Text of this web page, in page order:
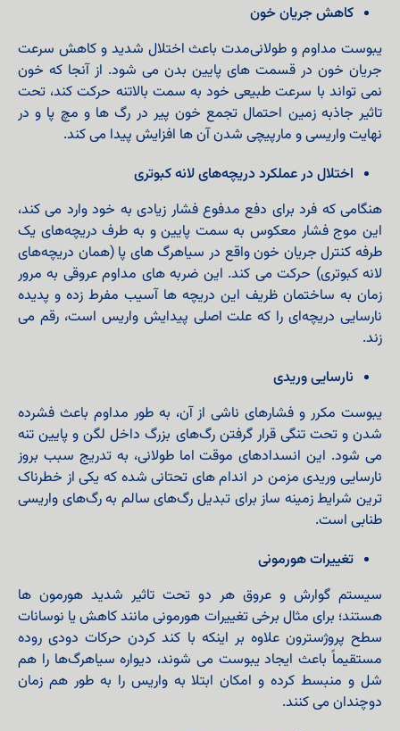
کاهش جریان خون
یبوست مداوم و طولانی‌مدت باعث اختلال شدید و کاهش سرعت
جریان خون در قسمت‌ های پایین بدن می‌ شود. از آنجا که خون
نمی‌ تواند با سرعت طبیعی خود به سمت بالاتنه حرکت کند، تحت
تاثیر جاذبه زمین احتمال تجمع خون پیر در رگ‌ ها و مچ پا و در
نهایت واریسی و مارپیچی شدن آن‌ ها افزایش پیدا می‌ کند.
اختلال در عملکرد دریچه‌های لانه کبوتری
هنگامی که فرد برای دفع مدفوع فشار زیادی به خود وارد می‌ کند،
این موج فشار معکوس به سمت پایین و به طرف دریچه‌های یک‌
طرفه کنترل جریان خون واقع در سیاهرگ‌ های پا (همان دریچه‌های
لانه کبوتری) حرکت می‌ کند. این ضربه‌ های مداوم عروقی به مرور
زمان به ساختمان ظریف این دریچه‌ ها آسیب مفرط زده و پدیده
نارسایی دریچه‌ای را که علت اصلی پیدایش واریس است، رقم می‌
زند.
نارسایی وریدی
یبوست مکرر و فشارهای ناشی از آن، به طور مداوم باعث فشرده
شدن و تحت تنگی قرار گرفتن رگ‌های بزرگ داخل لگن و پایین‌ تنه
می‌ شود. این انسدادهای موقت اما طولانی، به تدریج سبب بروز
نارسایی وریدی مزمن در اندام‌ های تحتانی شده که یکی از خطرناک‌
ترین شرایط زمینه‌ ساز برای تبدیل رگ‌های سالم به رگ‌های واریسی
طنابی است.
تغییرات هورمونی
سیستم گوارش و عروق هر دو تحت تاثیر شدید هورمون‌ ها
هستند؛ برای مثال برخی تغییرات هورمونی مانند کاهش یا نوسانات
سطح پروژسترون علاوه بر اینکه با کند کردن حرکات دودی روده
مستقیماً باعث ایجاد یبوست می‌ شوند، دیواره سیاهرگ‌ها را هم
شل و منبسط کرده و امکان ابتلا به واریس را به طور هم‌ زمان
دوچندان می‌ کنند.